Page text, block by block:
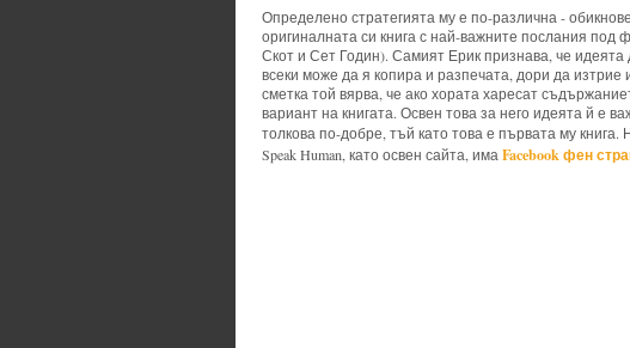
Определено стратегията му е по-различна -
оригиналната си книга с най-важните послания
Скот и Сет Годин). Самият Ерик признава, че
всеки може да я копира и разпечата, дори да
сметка той вярва, че ако хората харесат
вариант на книгата. Освен това за него идеята й е
толкова по-добре, тъй като това е първата му книга.
Speak Human, като освен сайта, имаFacebook фен